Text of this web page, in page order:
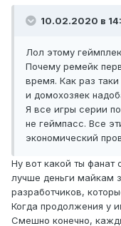
10.02.2020 в
Лол этому
Почему ремейк
время. Как раз
и домохозяек
Я все игры серии
не геймпасс. Все
экономический
Ну вот какой ты фанат
лучше деньги майкам
разработчиков,
Когда продолжения у
Смешно конечно,